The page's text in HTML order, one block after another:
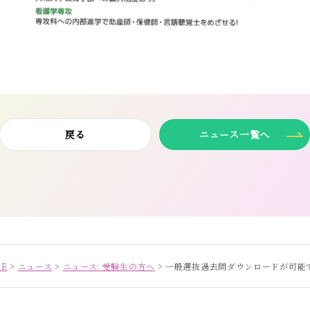
戻る ニュース一覧へ
> ニュース > ニュース: 受験生の方へ >一般選抜過去問ダウンロードが可能